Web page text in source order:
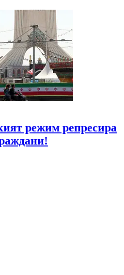
режим репресира